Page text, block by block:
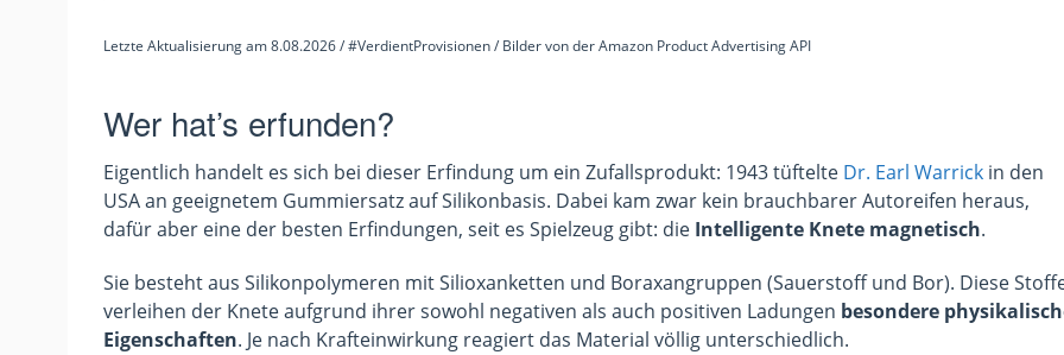
Letzte Aktualisierung am 8.08.2026 / #VerdientProvisionen / Bilder von der Amazon Product Advertising API
Wer hat’s erfunden?
Eigentlich handelt es sich bei dieser Erfindung um ein Zufallsprodukt: 1943 tüftelte Dr. Earl Warrick in den
USA an geeignetem Gummiersatz auf Silikonbasis. Dabei kam zwar kein brauchbarer Autoreifen heraus,
dafür aber eine der besten Erfindungen, seit es Spielzeug gibt: die Intelligente Knete magnetisch.
Sie besteht aus Silikonpolymeren mit Silioxanketten und Boraxangruppen (Sauerstoff und Bor). Diese
verleihen der Knete aufgrund ihrer sowohl negativen als auch positiven Ladungen besondere
Eigenschaften. Je nach Krafteinwirkung reagiert das Material völlig unterschiedlich.